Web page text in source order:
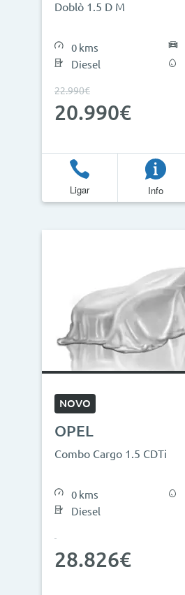
Doblò 1.5 D M
0 kms
Diesel
22.990€
20.990€
Ligar Info
NOVO
OPEL
Combo Cargo 1.5 CDTi
0 kms
Diesel
28.826€